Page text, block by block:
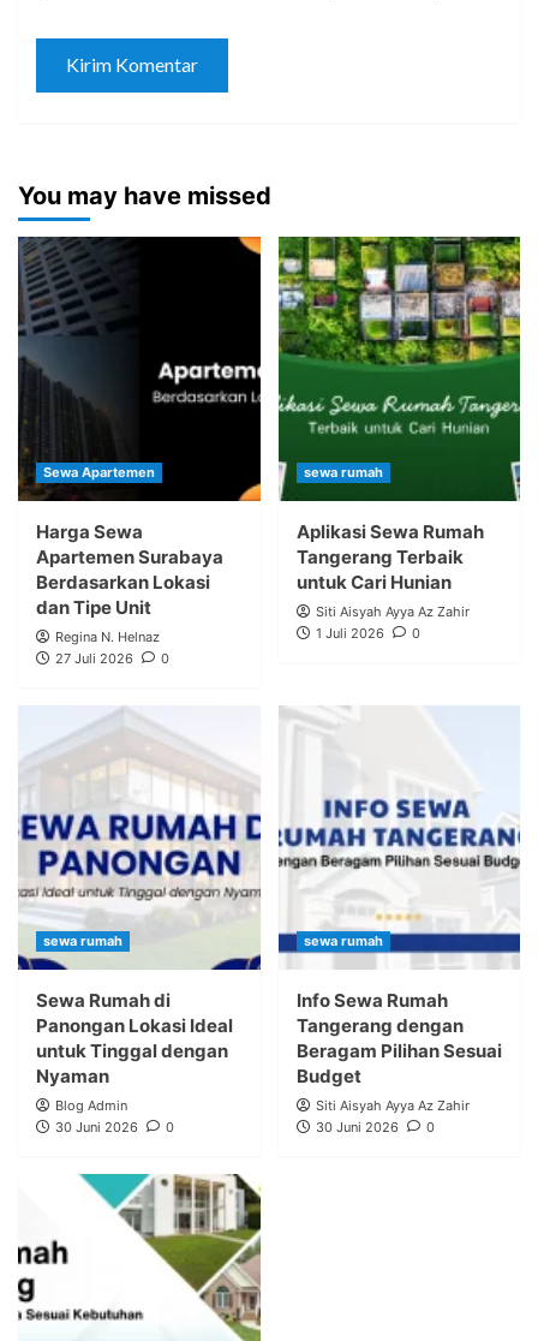
You may have missed
Sewa Apartemen
Harga Sewa
Apartemen Surabaya
Berdasarkan Lokasi
dan Tipe Unit
Regina N. Helnaz
27 Juli 2026
0
sewa rumah
Aplikasi Sewa Rumah
Tangerang Terbaik
untuk Cari Hunian
Siti Aisyah Ayya Az Zahir
1 Juli 2026
0
sewa rumah
Sewa Rumah di
Panongan Lokasi Ideal
untuk Tinggal dengan
Nyaman
Blog Admin
30 Juni 2026
0
sewa rumah
Info Sewa Rumah
Tangerang dengan
Beragam Pilihan Sesuai
Budget
Siti Aisyah Ayya Az Zahir
30 Juni 2026
0